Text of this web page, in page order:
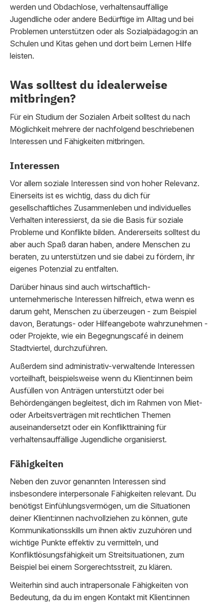
werden und Obdachlose, verhaltensauffällige
Jugendliche oder andere Bedürftige im Alltag und bei
Problemen unterstützen oder als Sozialpädagog:in an
Schulen und Kitas gehen und dort beim Lernen Hilfe
leisten.
Was solltest du idealerweise
mitbringen?
Für ein Studium der Sozialen Arbeit solltest du nach
Möglichkeit mehrere der nachfolgend beschriebenen
Interessen und Fähigkeiten mitbringen.
Interessen
Vor allem soziale Interessen sind von hoher Relevanz.
Einerseits ist es wichtig, dass du dich für
gesellschaftliches Zusammenleben und individuelles
Verhalten interessierst, da sie die Basis für soziale
Probleme und Konflikte bilden. Andererseits solltest du
aber auch Spaß daran haben, andere Menschen zu
beraten, zu unterstützen und sie dabei zu fördern, ihr
eigenes Potenzial zu entfalten.
Darüber hinaus sind auch wirtschaftlich-
unternehmerische Interessen hilfreich, etwa wenn es
darum geht, Menschen zu überzeugen - zum Beispiel
davon, Beratungs- oder Hilfeangebote wahrzunehmen -
oder Projekte, wie ein Begegnungscafé in deinem
Stadtviertel, durchzuführen.
Außerdem sind administrativ-verwaltende Interessen
vorteilhaft, beispielsweise wenn du Klient:innen beim
Ausfüllen von Anträgen unterstützt oder bei
Behördengängen begleitest, dich im Rahmen von Miet-
oder Arbeitsverträgen mit rechtlichen Themen
auseinandersetzt oder ein Konflikttraining für
verhaltensauffällige Jugendliche organisierst.
Fähigkeiten
Neben den zuvor genannten Interessen sind
insbesondere interpersonale Fähigkeiten relevant. Du
benötigst Einfühlungsvermögen, um die Situationen
deiner Klient:innen nachvollziehen zu können, gute
Kommunikationsskills um ihnen aktiv zuzuhören und
wichtige Punkte effektiv zu vermitteln, und
Konfliktlösungsfähigkeit um Streitsituationen, zum
Beispiel bei einem Sorgerechtsstreit, zu klären.
Weiterhin sind auch intrapersonale Fähigkeiten von
Bedeutung, da du im engen Kontakt mit Klient:innen